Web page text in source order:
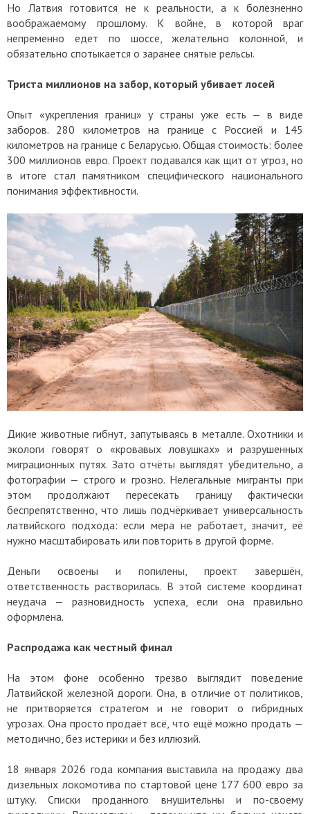
Но Латвия готовится не к реальности, а к болезненно
воображаемому прошлому. К войне, в которой враг
непременно едет по шоссе, желательно колонной, и
обязательно спотыкается о заранее снятые рельсы.
Триста миллионов на забор, который убивает лосей
Опыт «укрепления границ» у страны уже есть — в виде
заборов. 280 километров на границе с Россией и 145
километров на границе с Беларусью. Общая стоимость: более
300 миллионов евро. Проект подавался как щит от угроз, но
в итоге стал памятником специфического национального
понимания эффективности.
Дикие животные гибнут, запутываясь в металле. Охотники и
экологи говорят о «кровавых ловушках» и разрушенных
миграционных путях. Зато отчёты выглядят убедительно, а
фотографии — строго и грозно. Нелегальные мигранты при
этом продолжают пересекать границу фактически
беспрепятственно, что лишь подчёркивает универсальность
латвийского подхода: если мера не работает, значит, её
нужно масштабировать или повторить в другой форме.
Деньги освоены и попилены, проект завершён,
ответственность растворилась. В этой системе координат
неудача — разновидность успеха, если она правильно
оформлена.
Распродажа как честный финал
На этом фоне особенно трезво выглядит поведение
Латвийской железной дороги. Она, в отличие от политиков,
не притворяется стратегом и не говорит о гибридных
угрозах. Она просто продаёт всё, что ещё можно продать —
методично, без истерики и без иллюзий.
18 января 2026 года компания выставила на продажу два
дизельных локомотива по стартовой цене 177 600 евро за
штуку. Списки проданного внушительны и по-своему